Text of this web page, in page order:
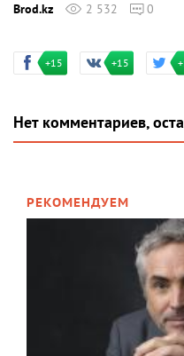
Brod.kz
2 532 0
+15 +15
Нет комментариев,
РЕКОМЕНДУЕМ